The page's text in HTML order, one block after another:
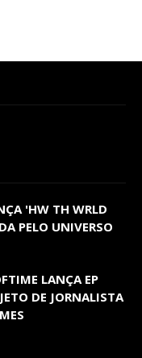
'HW TH WRLD
PELO UNIVERSO
LANÇA EP
DE JORNALISTA